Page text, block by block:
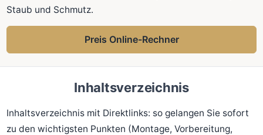
Staub und Schmutz.
Preis Online-Rechner
Inhaltsverzeichnis
Inhaltsverzeichnis mit Direktlinks: so gelangen Sie sofort
zu den wichtigsten Punkten (Montage, Vorbereitung,